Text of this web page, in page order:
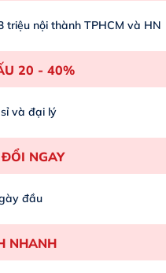
triệu nội thành TPHCM và HN
20 - 40%
và đại lý
NGAY
đầu
NHANH